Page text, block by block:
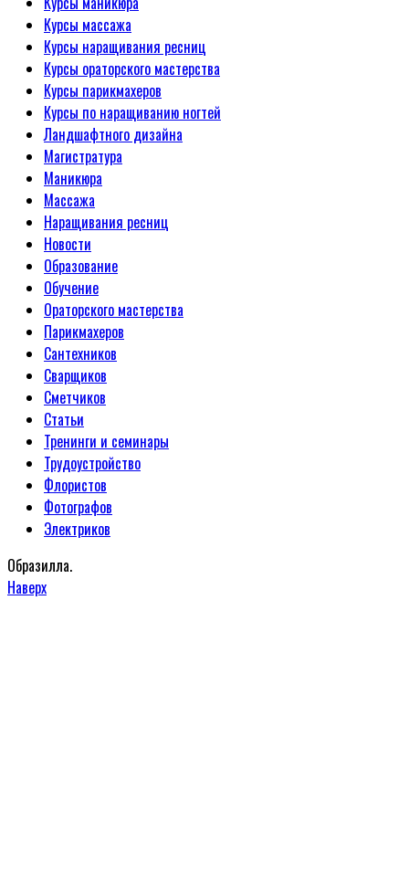
Курсы массажа
Курсы наращивания ресниц
Курсы ораторского мастерства
Курсы парикмахеров
Курсы по наращиванию ногтей
Ландшафтного дизайна
Магистратура
Маникюра
Массажа
Наращивания ресниц
Новости
Образование
Обучение
Ораторского мастерства
Парикмахеров
Сантехников
Сварщиков
Сметчиков
Статьи
Тренинги и семинары
Трудоустройство
Флористов
Фотографов
Электриков
Образилла.
Наверх